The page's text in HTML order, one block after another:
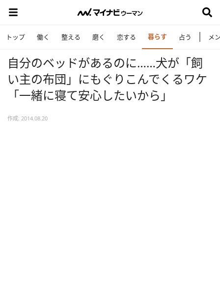
トップ 働く 整える 磨く 恋する 暮らす 占う メ
自分のベッドがあるのに……犬が「飼
い主の布団」にもぐりこんでくるワケ
「一緒に寝て安心したいから」
作成: 2014.08.20